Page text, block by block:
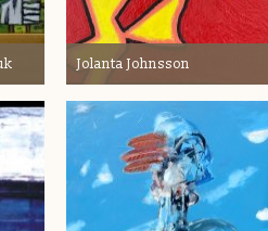
Jolanta Johnsson